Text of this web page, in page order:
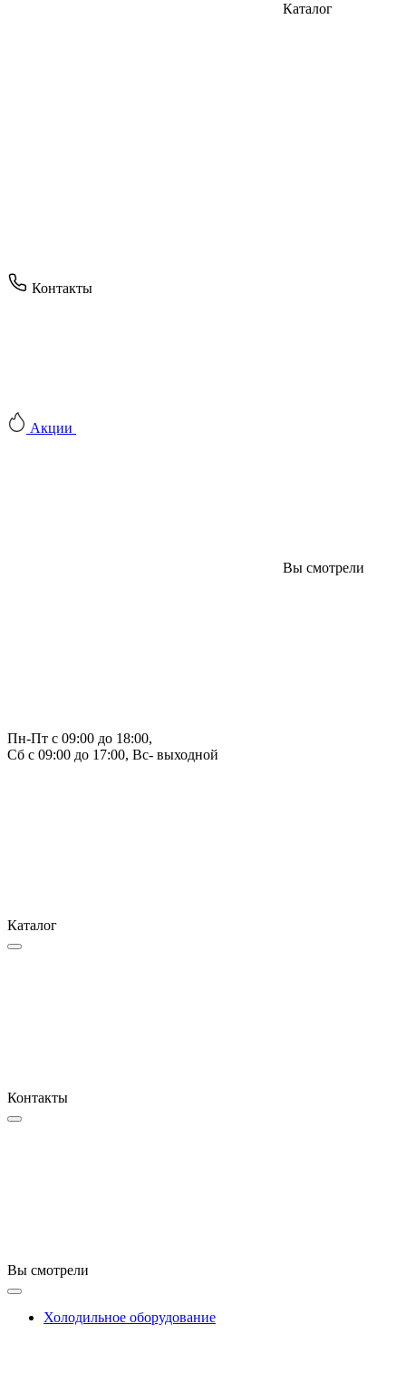
Каталог
Контакты
Акции
Вы смотрели
Пн-Пт с 09:00 до 18:00,
Сб с 09:00 до 17:00, Вс- выходной
Каталог
Контакты
Вы смотрели
Холодильное оборудование